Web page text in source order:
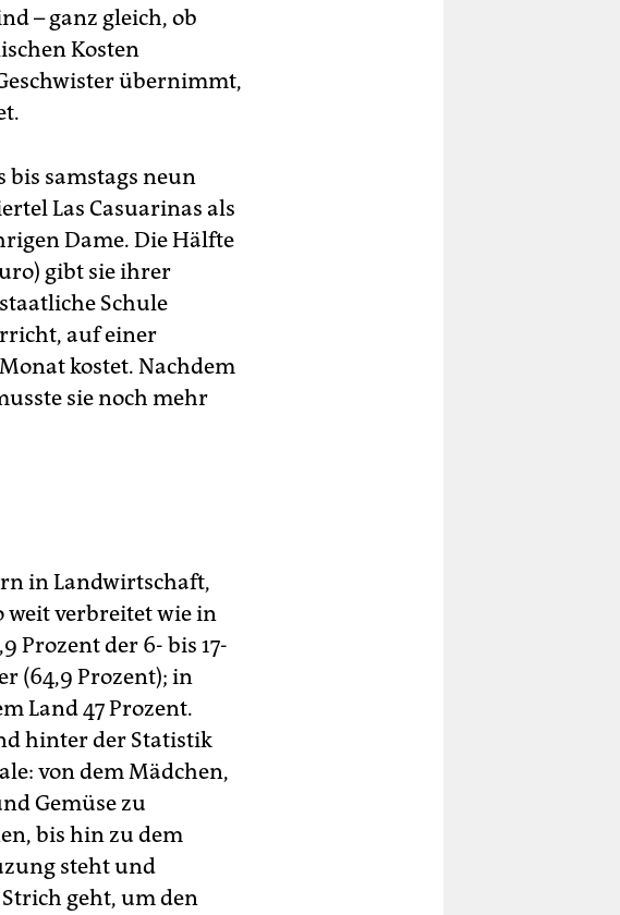
– ganz gleich, ob
Kosten
übernimmt,
bis samstags neun
Las Casuarinas als
Dame. Die Hälfte
gibt sie ihrer
Schule
auf einer
kostet. Nachdem
sie noch mehr
in Landwirtschaft,
weit verbreitet wie in
Prozent der 6- bis 17-
(64,9 Prozent); in
Land 47 Prozent.
hinter der Statistik
von dem Mädchen,
Gemüse zu
bis hin zu dem
steht und
geht, um den